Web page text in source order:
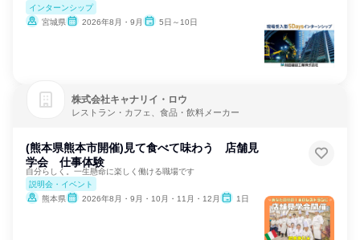
インターンシップ
宮城県
2026年8月・9月 5日～10日
株式会社キャナリイ・ロウ
レストラン・カフェ、食品・飲料メーカー
(熊本県熊本市開催)見て食べて味わう 店舗見
学会 仕事体験
自分らしく。一生懸命に楽しく働ける職場です
説明会・イベント
熊本県
2026年8月・9月・10月・11月・12月 1日